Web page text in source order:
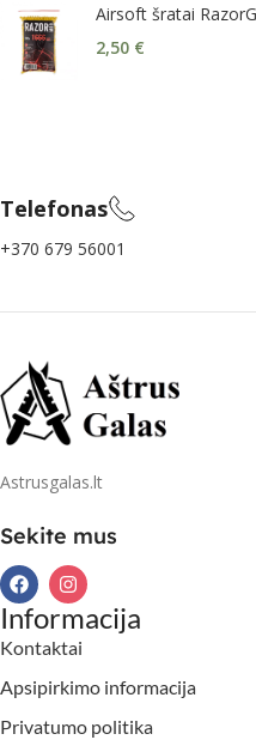
Airsoft šratai
2,50 €
Telefonas
+370 679 56001
Astrusgalas.lt
Sekite mus
Informacija
Kontaktai
Apsipirkimo informacija
Privatumo politika